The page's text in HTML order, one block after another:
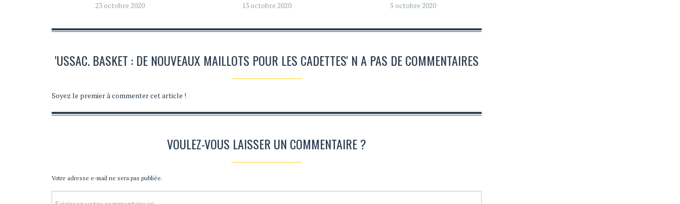
23 octobre 2020 13 octobre 2020 5 octobre 2020
'USSAC. BASKET : DE NOUVEAUX MAILLOTS POUR LES CADETTES' N A PAS DE COMMENTAIRES
Soyez le premier à commenter cet article !
VOULEZ-VOUS LAISSER UN COMMENTAIRE ?
Votre adresse e-mail ne sera pas publiée.